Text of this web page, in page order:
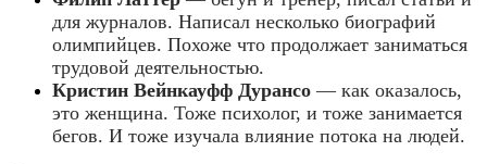
для журналов. Написал несколько биографий
олимпийцев. Похоже что продолжает заниматься
трудовой деятельностью.
Кристин Вейнкауфф Дурансо— как оказалось,
это женщина. Тоже психолог, и тоже занимается
бегов. И тоже изучала влияние потока на людей.